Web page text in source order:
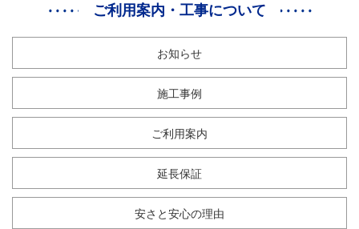
ご利用案内・工事について
お知らせ
施工事例
ご利用案内
延長保証
安さと安心の理由